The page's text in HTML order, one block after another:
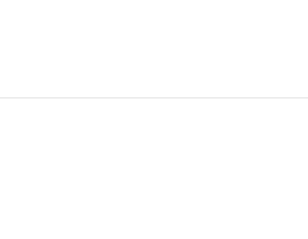
ürün sayfasından seçilebilir